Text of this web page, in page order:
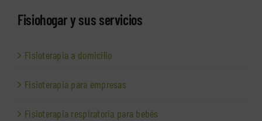
Fisiohogar y sus servicios
Fisioterapia a domicilio
Fisioterapia para empresas
Fisioterapia respiratoria para bebés